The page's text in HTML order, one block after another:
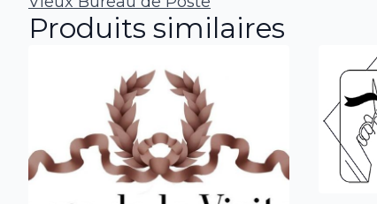
Produits similaires